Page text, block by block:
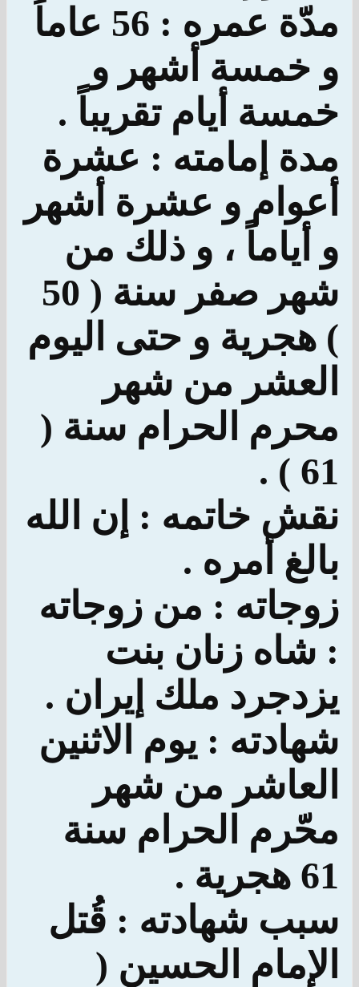
مدّة عمره : 56 عاماً
و خمسة أشهر و
خمسة أيام تقريباً .
مدة إمامته : عشرة
أعوام و عشرة أشهر
و أياماً ، و ذلك من
شهر صفر سنة ( 50
) هجرية و حتى اليوم
العشر من شهر
محرم الحرام سنة (
61 ) .
نقش خاتمه : إن الله
بالغ أمره .
زوجاته : من زوجاته
: شاه زنان بنت
يزدجرد ملك إيران .
شهادته : يوم الاثنين
العاشر من شهر
محّرم الحرام سنة
61 هجرية .
سبب شهادته : قُتل
الإمام الحسين (